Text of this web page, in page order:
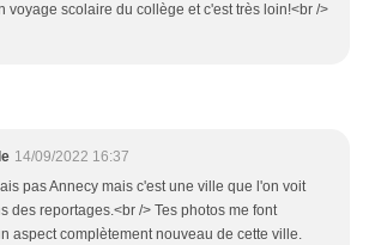
voyage scolaire du collège et c'est très loin!<br />
14/09/2022 16:37
pas Annecy mais c'est une ville que l'on voit
des reportages.<br /> Tes photos me font
aspect complètement nouveau de cette ville.